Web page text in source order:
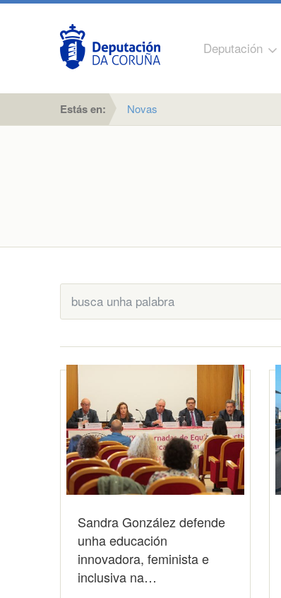
Deputación
Estás en: Novas
Sandra González defende
unha educación
innovadora, feminista e
inclusiva na…